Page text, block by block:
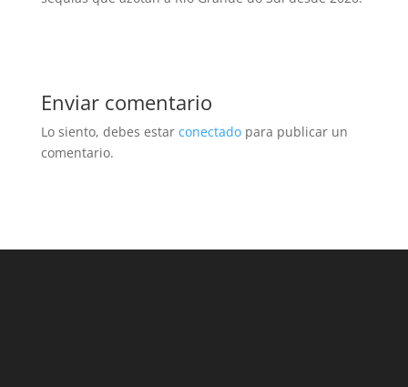
Enviar comentario
Lo siento, debes estar conectadopara publicar un
comentario.